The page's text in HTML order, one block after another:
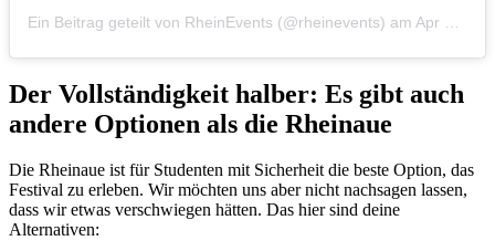
Ein Beitrag geteilt von RheinEvents (@rheinevents) am Apr 24, 2019 um 12:05 PDT
Der Vollständigkeit halber: Es gibt auch
andere Optionen als die Rheinaue
Die Rheinaue ist für Studenten mit Sicherheit die beste Option, das
Festival zu erleben. Wir möchten uns aber nicht nachsagen lassen,
dass wir etwas verschwiegen hätten. Das hier sind deine
Alternativen: